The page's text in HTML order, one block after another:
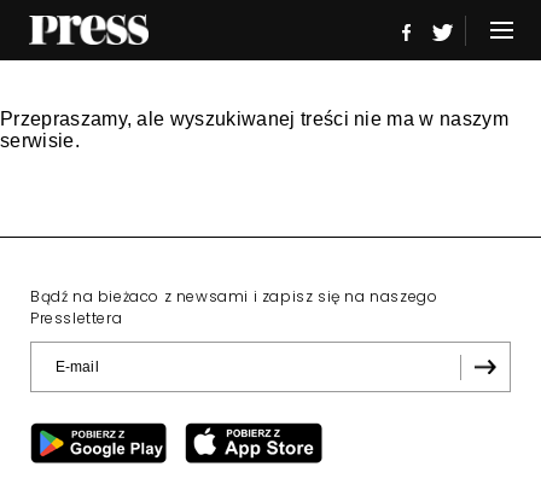
Przepraszamy, ale wyszukiwanej treści nie ma w naszym
serwisie.
Bądź na bieżaco z newsami i zapisz się na naszego
Presslettera